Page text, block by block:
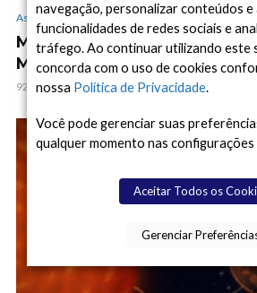
Astronomia, Astrofísica e Cosmologia
Missão Psyche da NASA Faz
Maravilhosas de Marte no
923 visualizações 8 min de leitura
navegação, personalizar conteúdos
funcionalidades de redes sociais e
tráfego. Ao continuar utilizando este
concorda com o uso de cookies
nossa Política de Privacidade.
Você pode gerenciar suas
qualquer momento nas
Aceitar Todos os
Gerenciar